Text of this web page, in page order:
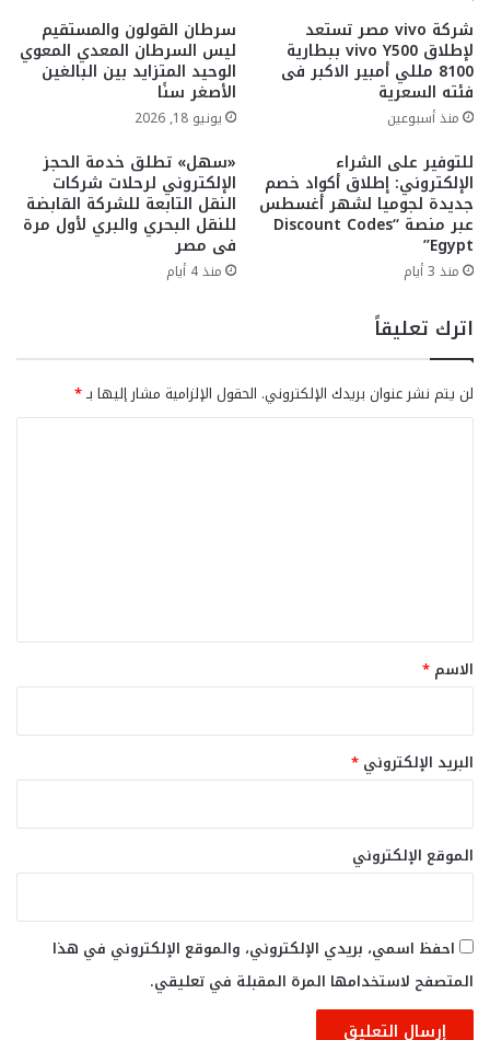
شركة vivo مصر تستعد
لإطلاق vivo Y500 ببطارية
8100 مللي أمبير الاكبر فى
فئته السعرية
منذ أسبوعين
سرطان القولون والمستقيم
ليس السرطان المعدي المعوي
الوحيد المتزايد بين البالغين
الأصغر سنًا
يونيو 18, 2026
للتوفير على الشراء
الإلكتروني: إطلاق أكواد خصم
جديدة لجوميا لشهر أغسطس
عبر منصة “Discount Codes
Egypt”
منذ 3 أيام
«سهل» تطلق خدمة الحجز
الإلكتروني لرحلات شركات
النقل التابعة للشركة القابضة
للنقل البحري والبري لأول مرة
فى مصر
منذ 4 أيام
اترك تعليقاً
لن يتم نشر عنوان بريدك الإلكتروني. الحقول الإلزامية مشار إليها بـ*
*
الاسم *
البريد الإلكتروني *
الموقع الإلكتروني
احفظ اسمي، بريدي الإلكتروني، والموقع الإلكتروني في هذا
المتصفح لاستخدامها المرة المقبلة في تعليقي.